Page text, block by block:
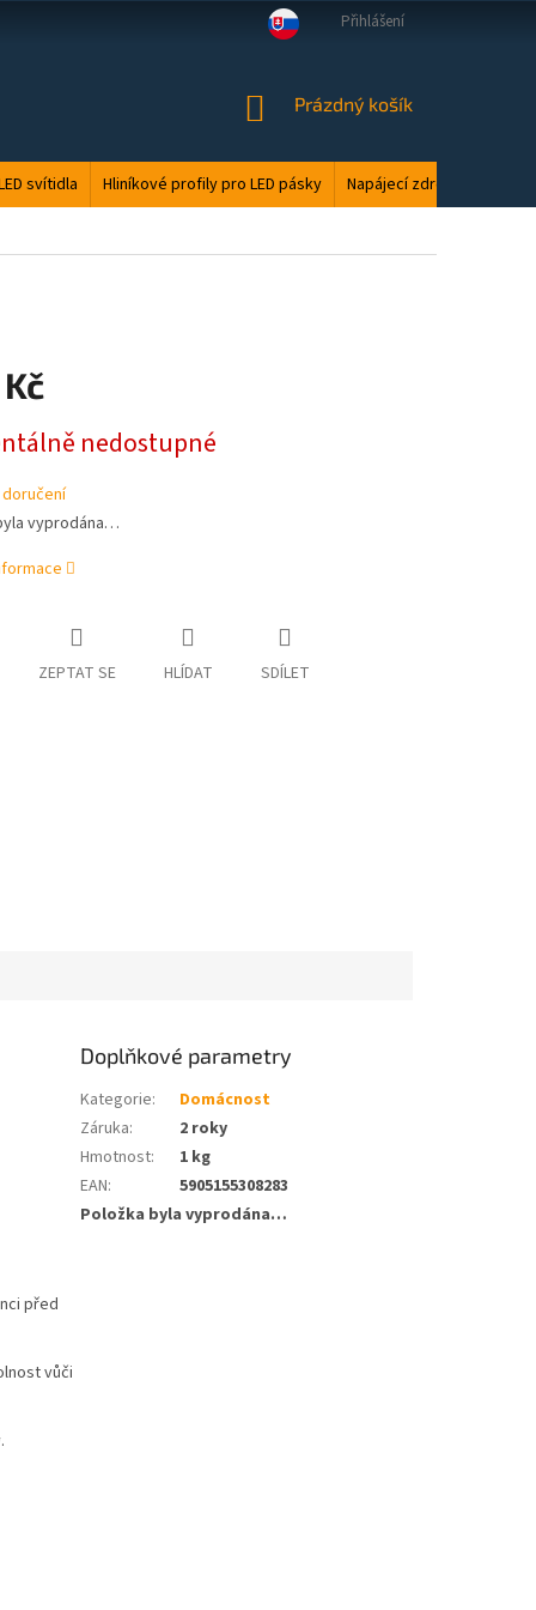
LED ODPAD PODMÍNKY OCHRANY
Přihlášení
NÁKUPNÍ
Prázdný košík
svítidla Hliníkové profily pro LED pásky Napájecí zdroje
nedostupné
vyprodána…
ZEPTAT SE HLÍDAT SDÍLET
před
vůči
Doplňkové parametry
Kategorie:
Domácnost
Záruka:
2 roky
Hmotnost:
1 kg
EAN:
5905155308283
Položka byla vyprodána…